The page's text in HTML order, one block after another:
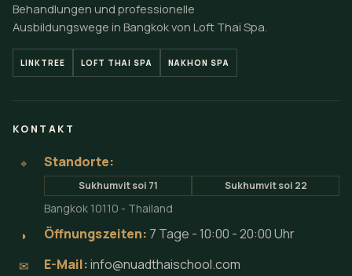
Behandlungen und professionelle
Ausbildungswege in Bangkok von Loft Thai Spa.
LINKTREE LOFT THAI SPA NAKHON SPA
KONTAKT
⌖ Standorte:
Sukhumvit soi 71 Sukhumvit soi 22
Bangkok 10110 - Thailand
◗ Öffnungszeiten: 7 Tage - 10:00 - 20:00 Uhr
✉ E-Mail:info@nuadthaischool.com